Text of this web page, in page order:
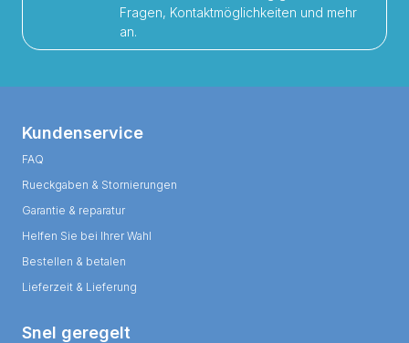
Fragen, Kontaktmöglichkeiten und mehr
an.
Kundenservice
FAQ
Rueckgaben & Stornierungen
Garantie & reparatur
Helfen Sie bei Ihrer Wahl
Bestellen & betalen
Lieferzeit & Lieferung
Snel geregelt